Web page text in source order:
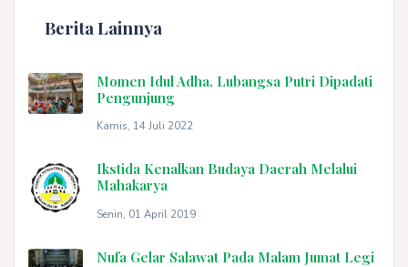
Berita Lainnya
Momen Idul Adha, Lubangsa Putri Dipadati
Pengunjung
Kamis, 14 Juli 2022
Ikstida Kenalkan Budaya Daerah Melalui
Mahakarya
Senin, 01 April 2019
Nufa Gelar Salawat Pada Malam Jumat Legi